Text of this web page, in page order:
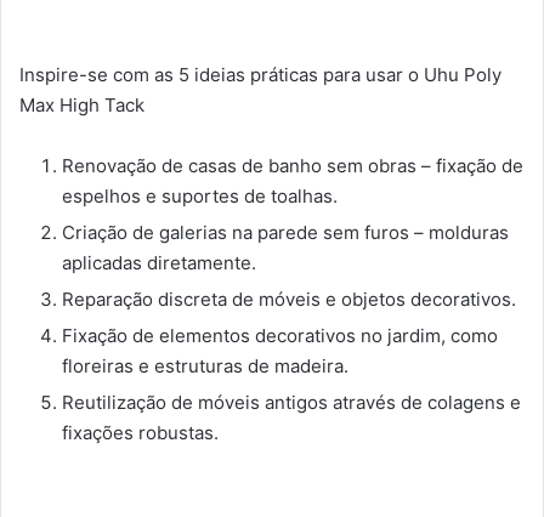
Inspire-se com as 5 ideias práticas para usar o Uhu Poly
Max High Tack
Renovação de casas de banho sem obras – fixação de
espelhos e suportes de toalhas.
Criação de galerias na parede sem furos – molduras
aplicadas diretamente.
Reparação discreta de móveis e objetos decorativos.
Fixação de elementos decorativos no jardim, como
floreiras e estruturas de madeira.
Reutilização de móveis antigos através de colagens e
fixações robustas.